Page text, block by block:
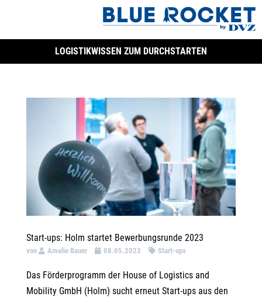
LOGISTIKWISSEN ZUM DURCHSTARTEN
Start-ups: Holm startet Bewerbungsrunde 2023
von Amelie Bauer 08.05.2023 Start-ups
Das Förderprogramm der House of Logistics and
Mobility GmbH (Holm) sucht erneut Start-ups aus den